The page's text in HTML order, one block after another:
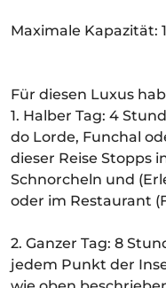
Maximale Kapazität:
Für diesen Luxus
1. Halber Tag: 4
do Lorde, Funchal
dieser Reise Stopps
Schnorcheln und
oder im Restaurant
2. Ganzer Tag: 8
jedem Punkt der